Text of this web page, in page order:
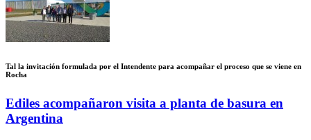
Tal la invitación formulada por el Intendente para acompañar el proceso que se viene en
Rocha
Ediles acompañaron visita a planta de basura en
Argentina